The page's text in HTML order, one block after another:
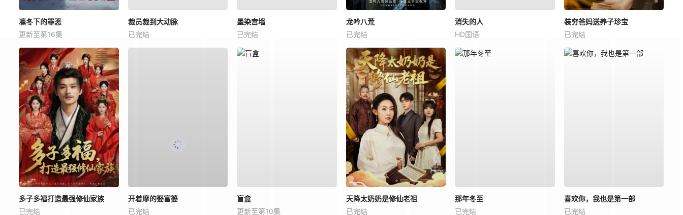
凛冬下的罪恶
更新至第16集
裁员裁到大动脉
已完结
墨染宫墙
已完结
龙吟八荒
已完结
消失的人
HD国语
装穷爸妈送养子珍宝
已完结
多子多福打造最强修仙家族
已完结
开着摩的娶富婆
已完结
盲盒
更新至第10集
天降太奶奶是修仙老祖
已完结
那年冬至
已完结
喜欢你，我也是第一部
已完结